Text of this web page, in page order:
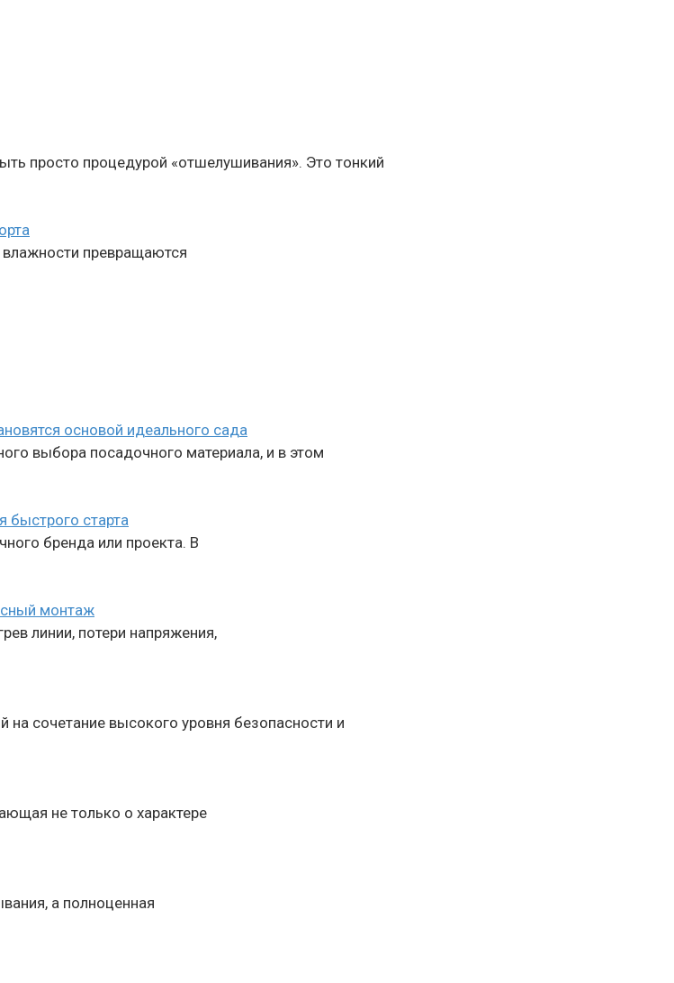
просто процедурой «отшелушивания». Это тонкий
превращаются
основой идеального сада
выбора посадочного материала, и в этом
быстрого старта
бренда или проекта. В
монтаж
линии, потери напряжения,
сочетание высокого уровня безопасности и
не только о характере
а полноценная